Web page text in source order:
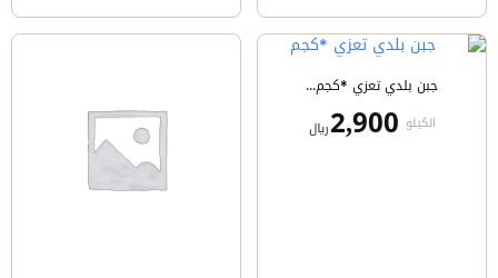
لهذا
المنتج.
اختيار
الخيارات
على
لهذا
الخيارات
على
صفحة
المنتج
جبن بلدي تعزي *كجم...
الكيلو 2,900﷼